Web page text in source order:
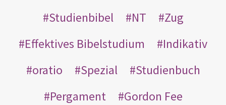
Studienbibel
NT
Zug
Effektives Bibelstudium
Indikativ
oratio
Spezial
Studienbuch
Pergament
Gordon Fee